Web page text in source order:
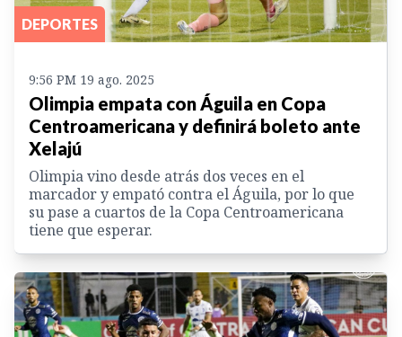
DEPORTES
9:56 PM 19 ago. 2025
Olimpia empata con Águila en Copa
Centroamericana y definirá boleto ante
Xelajú
Olimpia vino desde atrás dos veces en el
marcador y empató contra el Águila, por lo que
su pase a cuartos de la Copa Centroamericana
tiene que esperar.